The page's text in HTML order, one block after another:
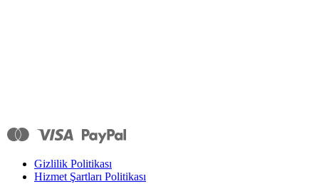
Gizlilik Politikası
Hizmet Şartları Politikası